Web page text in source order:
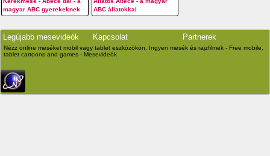
magyar ABC gyerekeknek
ABC állatokkal
Legújabb mesevideók Kapcsolat Partnerek
Nézz online meséket mobil vagy tablet eszközökön. Ingyen mesék és rajzfilmek - Free mobile,
tablet cartoons and games - Mesevideók